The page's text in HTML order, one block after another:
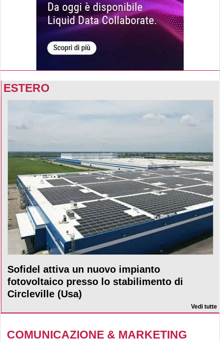
ESTERO
Sofidel attiva un nuovo impianto
fotovoltaico presso lo stabilimento di
Circleville (Usa)
Vedi tutte
COMUNICAZIONE & MARKETING